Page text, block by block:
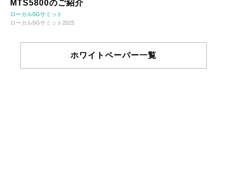
MTS5800のご紹介
ローカル5Gサミット
ローカル5Gサミット2025
ホワイトペーパー一覧